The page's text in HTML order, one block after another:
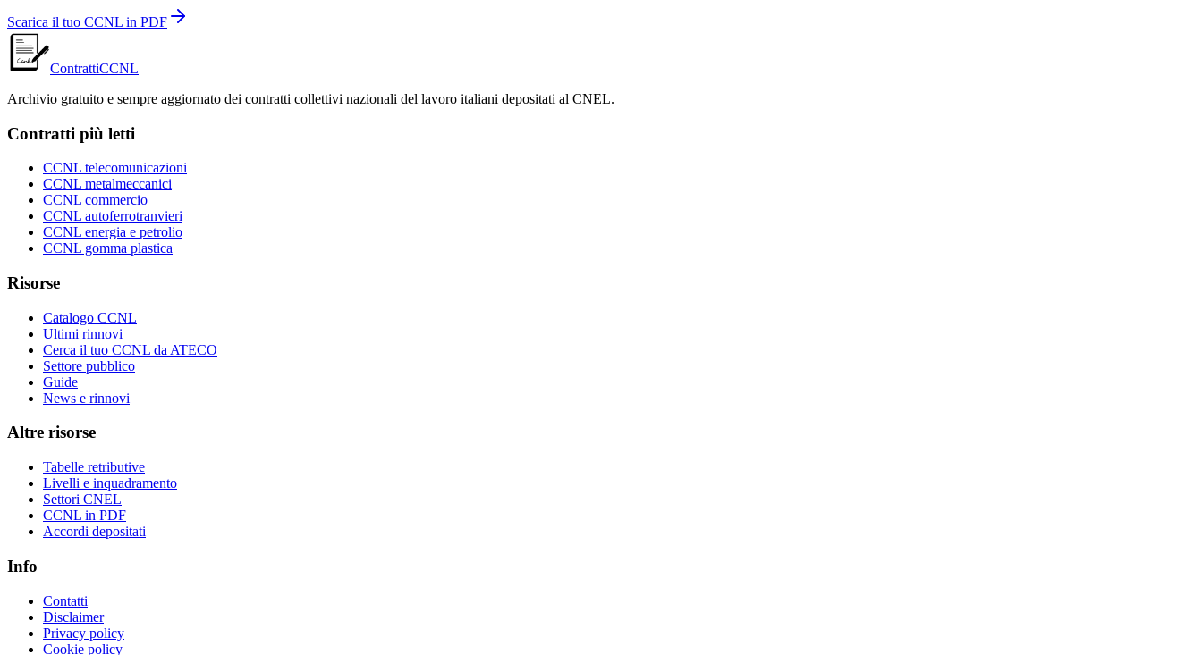
Scarica il tuo CCNL in PDF
ContrattiCCNL
Archivio gratuito e sempre aggiornato dei contratti collettivi nazionali del lavoro italiani depositati al CNEL.
Contratti più letti
CCNL telecomunicazioni
CCNL metalmeccanici
CCNL commercio
CCNL autoferrotranvieri
CCNL energia e petrolio
CCNL gomma plastica
Risorse
Catalogo CCNL
Ultimi rinnovi
Cerca il tuo CCNL da ATECO
Settore pubblico
Guide
News e rinnovi
Altre risorse
Tabelle retributive
Livelli e inquadramento
Settori CNEL
CCNL in PDF
Accordi depositati
Info
Contatti
Disclaimer
Privacy policy
Cookie policy